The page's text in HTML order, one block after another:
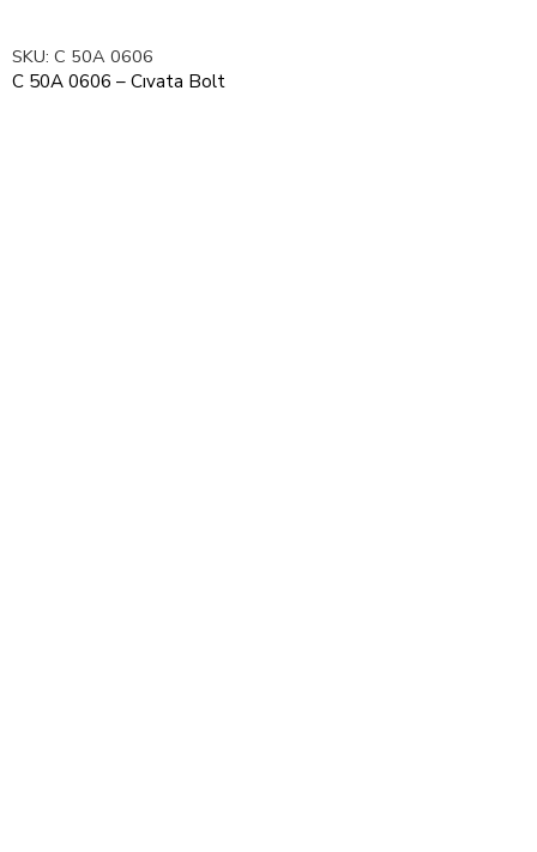
SKU: C 50A 0606
C 50A 0606 – Cıvata Bolt